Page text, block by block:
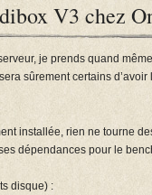
V3 chez
je prends quand
sûrement certains
installée, rien ne tourne
dépendances pour le
disque) :